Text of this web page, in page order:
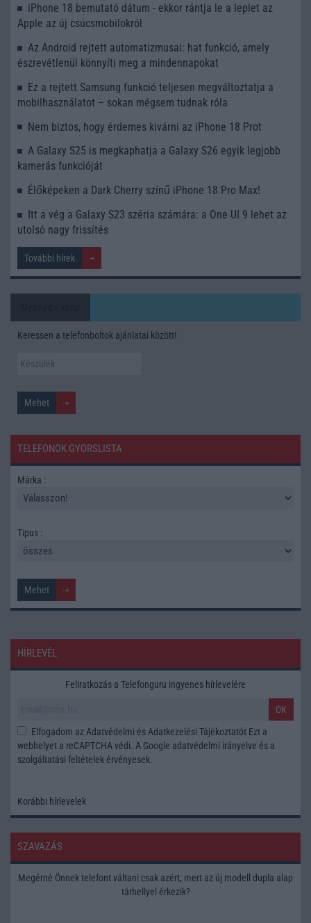
iPhone 18 bemutató dátum - ekkor rántja le a leplet az
Apple az új csúcsmobilokról
Az Android rejtett automatizmusai: hat funkció, amely
észrevétlenül könnyíti meg a mindennapokat
Ez a rejtett Samsung funkció teljesen megváltoztatja a
mobilhasználatot – sokan mégsem tudnak róla
Nem biztos, hogy érdemes kivárni az iPhone 18 Prot
A Galaxy S25 is megkaphatja a Galaxy S26 egyik legjobb
kamerás funkcióját
Élőképeken a Dark Cherry színű iPhone 18 Pro Max!
Itt a vég a Galaxy S23 széria számára: a One UI 9 lehet az
utolsó nagy frissítés
További hírek
Keressen a telefonboltok ajánlatai között!
TELEFONOK GYORSLISTA
Márka :
Tipus :
HÍRLEVÉL
Feliratkozás a Telefonguru ingyenes hírlevelére
OK
Elfogadom azAdatvédelmi és Adatkezelési Tájékoztatót Ezt a
webhelyet a reCAPTCHA védi. A Google adatvédelmi irányelve és a
szolgáltatási feltételek érvényesek.
Korábbi hírlevelek
SZAVAZÁS
Megérné Önnek telefont váltani csak azért, mert az új modell dupla alap
tárhellyel érkezik?